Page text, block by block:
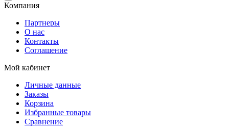
Компания
Партнеры
О нас
Контакты
Соглашение
Мой кабинет
Личные данные
Заказы
Корзина
Избранные товары
Сравнение